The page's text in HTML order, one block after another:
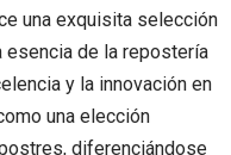
una exquisita selección
esencia de la repostería
y la innovación en
una elección
diferenciándose